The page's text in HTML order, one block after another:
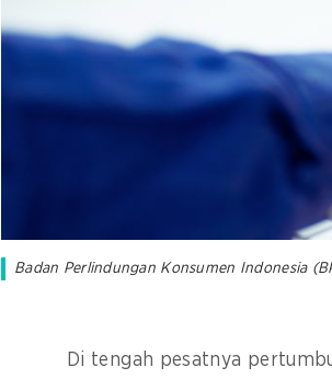
Badan Perlindungan Konsumen Indonesia
Di tengah pesatnya